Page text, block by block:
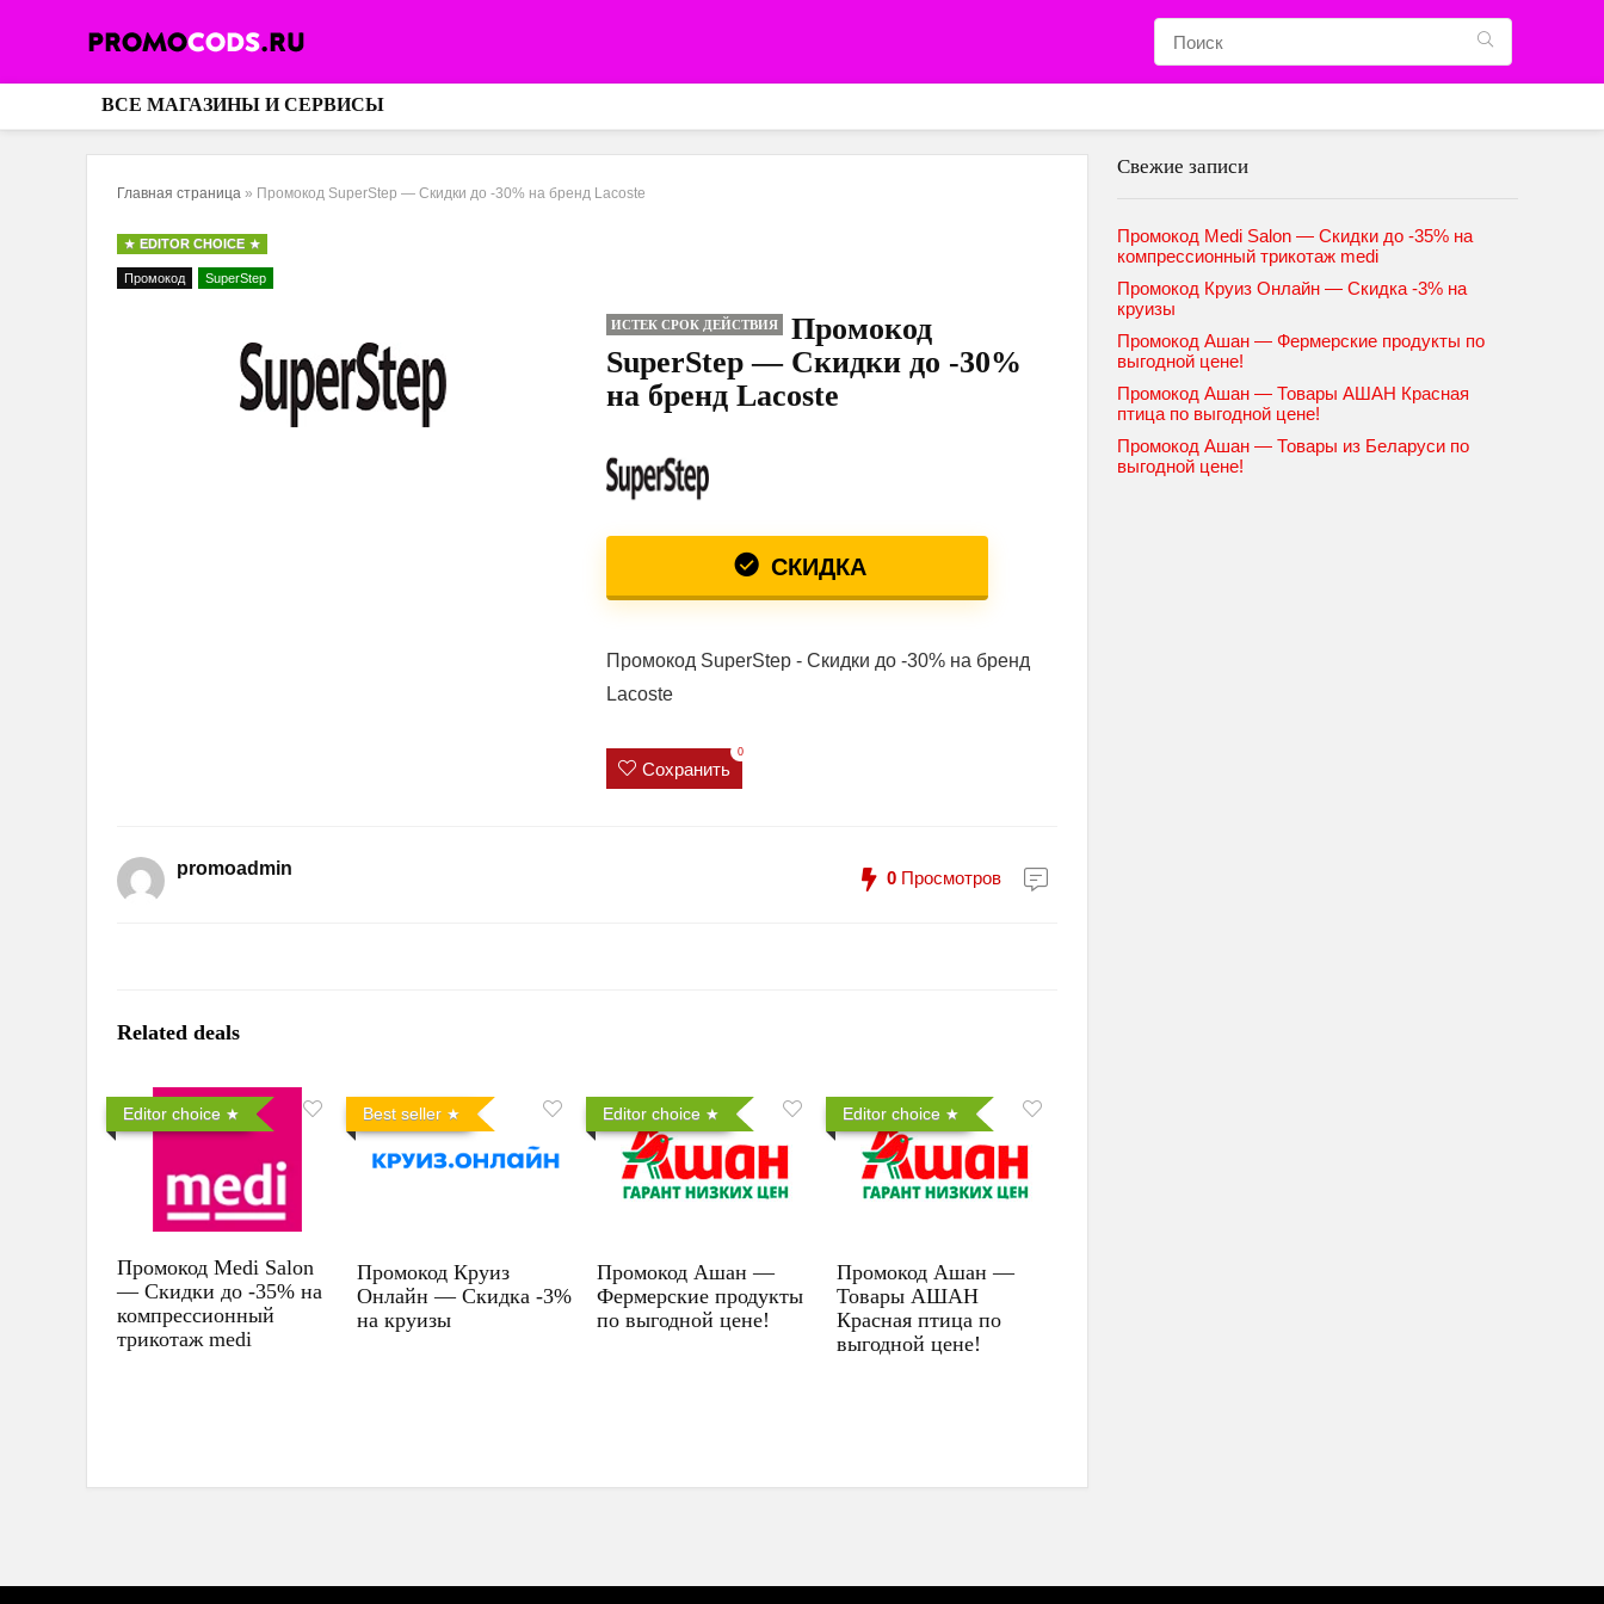
ВСЕ МАГАЗИНЫ И СЕРВИСЫ
Главная страница » Промокод SuperStep — Скидки до -30% на бренд Lacoste
EDITOR CHOICE
Промокод SuperStep
ИСТЕК СРОК ДЕЙСТВИЯ
Промокод
SuperStep — Скидки до -30%
на бренд Lacoste
СКИДКА
Промокод SuperStep - Скидки до -30% на бренд
Lacoste
Сохранить
0
promoadmin 0 Просмотров
Related deals
Editor choice
Промокод Medi Salon
— Скидки до -35% на
компрессионный
трикотаж medi
Best seller
Промокод Круиз
Онлайн — Скидка -3%
на круизы
Editor choice
Промокод Ашан —
Фермерские продукты
по выгодной цене!
Editor choice
Промокод Ашан —
Товары АШАН
Красная птица по
выгодной цене!
Свежие записи
Промокод Medi Salon — Скидки до -35% на
компрессионный трикотаж medi
Промокод Круиз Онлайн — Скидка -3% на
круизы
Промокод Ашан — Фермерские продукты по
выгодной цене!
Промокод Ашан — Товары АШАН Красная
птица по выгодной цене!
Промокод Ашан — Товары из Беларуси по
выгодной цене!